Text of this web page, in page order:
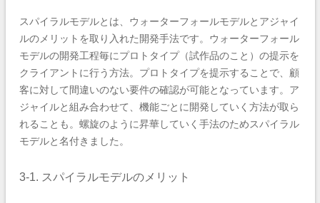
スパイラルモデルとは、ウォーターフォールモデルとアジャイ
ルのメリットを取り入れた開発手法です。ウォーターフォール
モデルの開発工程毎にプロトタイプ（試作品のこと）の提示を
クライアントに行う方法。プロトタイプを提示することで、顧
客に対して間違いのない要件の確認が可能となっています。ア
ジャイルと組み合わせて、機能ごとに開発していく方法が取ら
れることも。螺旋のように昇華していく手法のためスパイラル
モデルと名付きました。
3-1. スパイラルモデルのメリット